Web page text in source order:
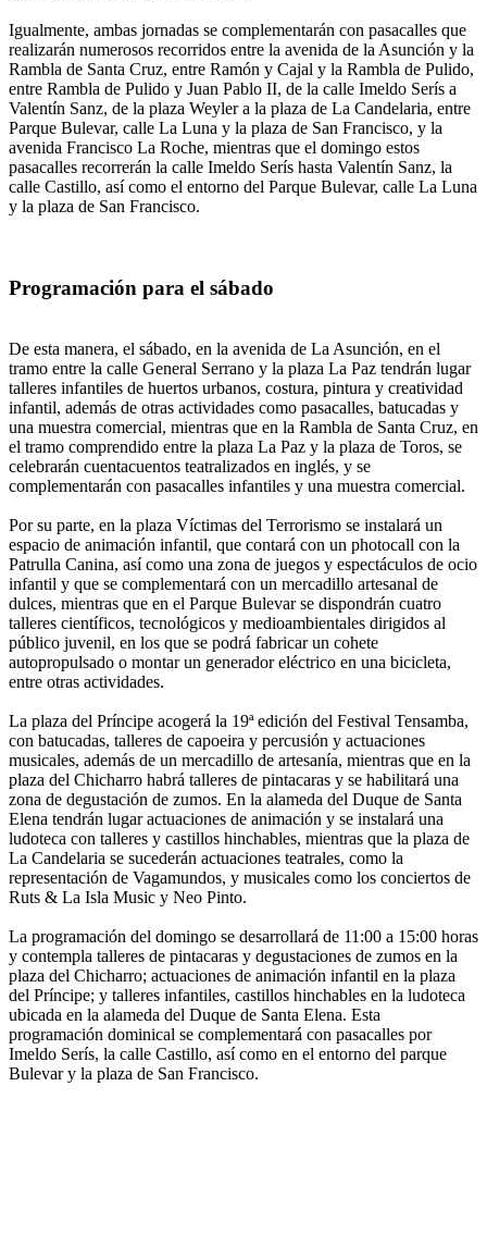
Igualmente, ambas jornadas se complementarán con pasacalles que
realizarán numerosos recorridos entre la avenida de la Asunción y la
Rambla de Santa Cruz, entre Ramón y Cajal y la Rambla de Pulido,
entre Rambla de Pulido y Juan Pablo II, de la calle Imeldo Serís a
Valentín Sanz, de la plaza Weyler a la plaza de La Candelaria, entre
Parque Bulevar, calle La Luna y la plaza de San Francisco, y la
avenida Francisco La Roche, mientras que el domingo estos
pasacalles recorrerán la calle Imeldo Serís hasta Valentín Sanz, la
calle Castillo, así como el entorno del Parque Bulevar, calle La Luna
y la plaza de San Francisco.
Programación para el sábado
De esta manera, el sábado, en la avenida de La Asunción, en el
tramo entre la calle General Serrano y la plaza La Paz tendrán lugar
talleres infantiles de huertos urbanos, costura, pintura y creatividad
infantil, además de otras actividades como pasacalles, batucadas y
una muestra comercial, mientras que en la Rambla de Santa Cruz, en
el tramo comprendido entre la plaza La Paz y la plaza de Toros, se
celebrarán cuentacuentos teatralizados en inglés, y se
complementarán con pasacalles infantiles y una muestra comercial.
Por su parte, en la plaza Víctimas del Terrorismo se instalará un
espacio de animación infantil, que contará con un photocall con la
Patrulla Canina, así como una zona de juegos y espectáculos de ocio
infantil y que se complementará con un mercadillo artesanal de
dulces, mientras que en el Parque Bulevar se dispondrán cuatro
talleres científicos, tecnológicos y medioambientales dirigidos al
público juvenil, en los que se podrá fabricar un cohete
autopropulsado o montar un generador eléctrico en una bicicleta,
entre otras actividades.
La plaza del Príncipe acogerá la 19ª edición del Festival Tensamba,
con batucadas, talleres de capoeira y percusión y actuaciones
musicales, además de un mercadillo de artesanía, mientras que en la
plaza del Chicharro habrá talleres de pintacaras y se habilitará una
zona de degustación de zumos. En la alameda del Duque de Santa
Elena tendrán lugar actuaciones de animación y se instalará una
ludoteca con talleres y castillos hinchables, mientras que la plaza de
La Candelaria se sucederán actuaciones teatrales, como la
representación de Vagamundos, y musicales como los conciertos de
Ruts & La Isla Music y Neo Pinto.
La programación del domingo se desarrollará de 11:00 a 15:00 horas
y contempla talleres de pintacaras y degustaciones de zumos en la
plaza del Chicharro; actuaciones de animación infantil en la plaza
del Príncipe; y talleres infantiles, castillos hinchables en la ludoteca
ubicada en la alameda del Duque de Santa Elena. Esta
programación dominical se complementará con pasacalles por
Imeldo Serís, la calle Castillo, así como en el entorno del parque
Bulevar y la plaza de San Francisco.